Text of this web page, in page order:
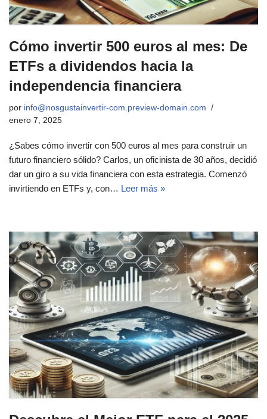
Cómo invertir 500 euros al mes: De
ETFs a dividendos hacia la
independencia financiera
por info@nosgustainvertir-com.preview-domain.com
enero 7, 2025
¿Sabes cómo invertir con 500 euros al mes para construir un
futuro financiero sólido? Carlos, un oficinista de 30 años, decidió
dar un giro a su vida financiera con esta estrategia. Comenzó
invirtiendo en ETFs y, con… Leer más »